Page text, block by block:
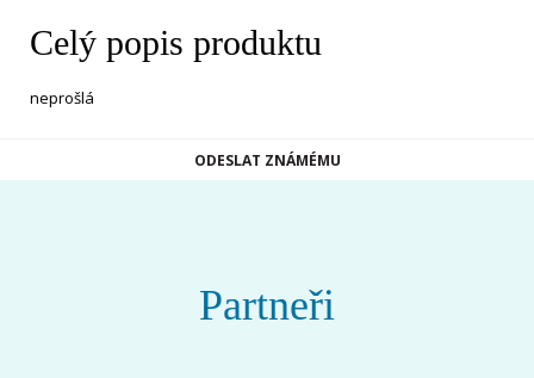
Celý popis produktu
neprošlá
ODESLAT ZNÁMÉMU
Partneři